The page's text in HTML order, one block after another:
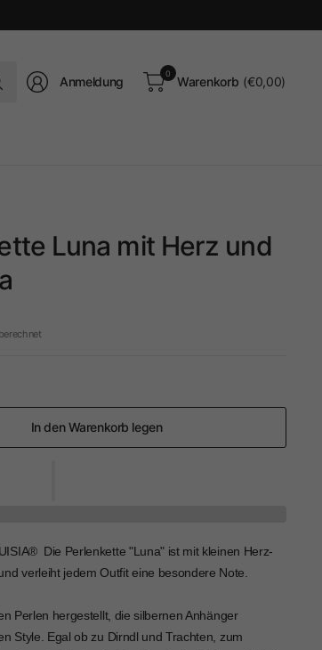
Suchen
Sie
Anmeldung
0
Warenkorb (€0,00)
Luna mit Herz und
In den Warenkorb legen
 Die Perlenkette "Luna" ist mit kleinen Herz-
verleiht jedem Outfit eine besondere Note.
Perlen hergestellt, die silbernen Anhänger
Style. Egal ob zu Dirndl und Trachten, zum